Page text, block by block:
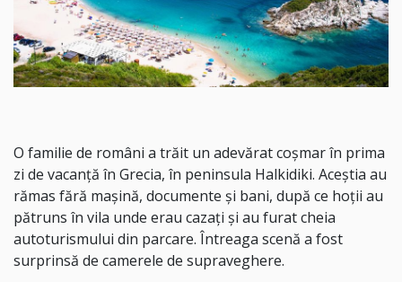
O familie de români a trăit un adevărat coșmar în prima
zi de vacanță în Grecia, în peninsula Halkidiki. Aceștia au
rămas fără mașină, documente și bani, după ce hoții au
pătruns în vila unde erau cazați și au furat cheia
autoturismului din parcare. Întreaga scenă a fost
surprinsă de camerele de supraveghere.